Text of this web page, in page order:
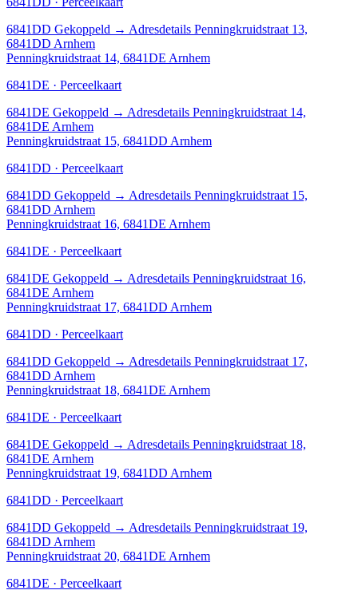
6841DD Gekoppeld → Adresdetails Penningkruidstraat 13,
6841DD Arnhem
Penningkruidstraat 14, 6841DE Arnhem
6841DE · Perceelkaart
6841DE Gekoppeld → Adresdetails Penningkruidstraat 14,
6841DE Arnhem
Penningkruidstraat 15, 6841DD Arnhem
6841DD · Perceelkaart
6841DD Gekoppeld → Adresdetails Penningkruidstraat 15,
6841DD Arnhem
Penningkruidstraat 16, 6841DE Arnhem
6841DE · Perceelkaart
6841DE Gekoppeld → Adresdetails Penningkruidstraat 16,
6841DE Arnhem
Penningkruidstraat 17, 6841DD Arnhem
6841DD · Perceelkaart
6841DD Gekoppeld → Adresdetails Penningkruidstraat 17,
6841DD Arnhem
Penningkruidstraat 18, 6841DE Arnhem
6841DE · Perceelkaart
6841DE Gekoppeld → Adresdetails Penningkruidstraat 18,
6841DE Arnhem
Penningkruidstraat 19, 6841DD Arnhem
6841DD · Perceelkaart
6841DD Gekoppeld → Adresdetails Penningkruidstraat 19,
6841DD Arnhem
Penningkruidstraat 20, 6841DE Arnhem
6841DE · Perceelkaart